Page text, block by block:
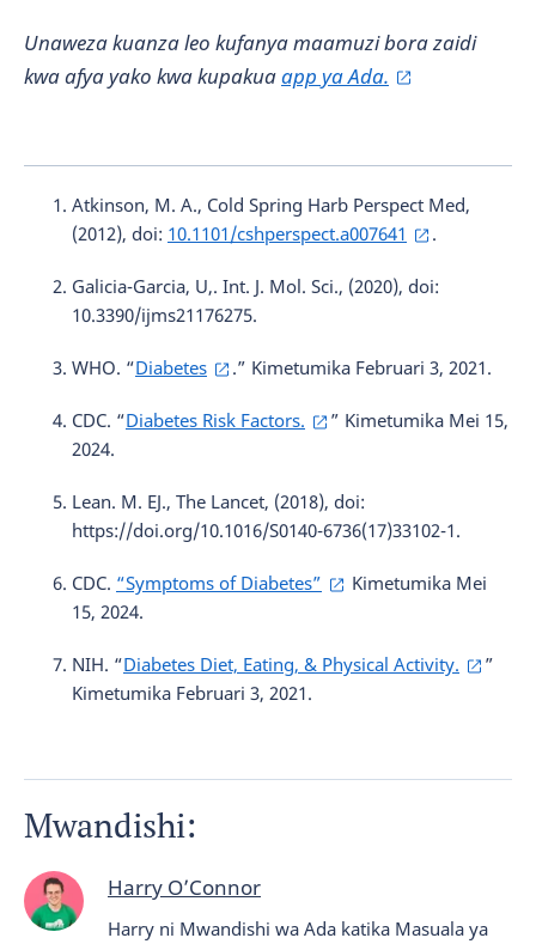
Unaweza kuanza leo kufanya maamuzi bora zaidi
kwa afya yako kwa kupakuaapp ya Ada.
Atkinson, M. A., Cold Spring Harb Perspect Med,
(2012), doi: 10.1101/cshperspect.a007641 .
Galicia-Garcia, U,. Int. J. Mol. Sci., (2020), doi:
10.3390/ijms21176275.
WHO. “Diabetes .” Kimetumika Februari 3, 2021.
CDC. “Diabetes Risk Factors.
” Kimetumika Mei 15,
2024.
Lean. M. EJ., The Lancet, (2018), doi:
https://doi.org/10.1016/S0140-6736(17)33102-1.
CDC. “Symptoms of Diabetes”
Kimetumika Mei
15, 2024.
NIH. “Diabetes Diet, Eating, & Physical Activity.
”
Kimetumika Februari 3, 2021.
Mwandishi:
Harry O’Connor
Harry ni Mwandishi wa Ada katika Masuala ya